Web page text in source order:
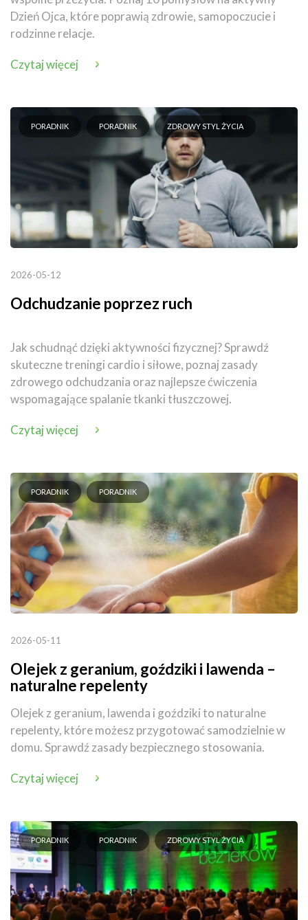
Dzień Ojca, które poprawią zdrowie, samopoczucie i
rodzinne relacje.
Czytaj więcej
PORADNIK PORADNIK ZDROWY STYL ŻYCIA
2026-05-12
Odchudzanie poprzez ruch
Jak schudnąć dzięki aktywności fizycznej? Sprawdź
skuteczne treningi cardio i siłowe, poznaj zasady
zdrowego odchudzania oraz najlepsze ćwiczenia
wspomagające spalanie tkanki tłuszczowej.
Czytaj więcej
PORADNIK PORADNIK
2026-05-11
Olejek z geranium, goździki i lawenda –
naturalne repelenty
Olejek z geranium, lawenda i goździki to naturalne
repelenty, które możesz przygotować samodzielnie w
domu. Sprawdź zasady bezpiecznego stosowania.
Czytaj więcej
PORADNIK PORADNIK ZDROWY STYL ŻYCIA